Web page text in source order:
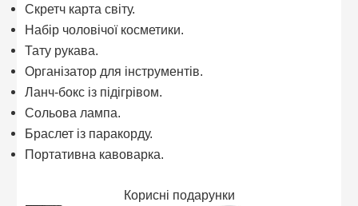
Скретч карта світу.
Набір чоловічої косметики.
Тату рукава.
Організатор для інструментів.
Ланч-бокс із підігрівом.
Сольова лампа.
Браслет із паракорду.
Портативна кавоварка.
Корисні подарунки